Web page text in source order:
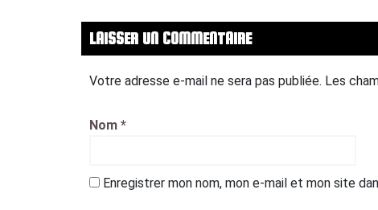
LAISSER UN COMMENTAIRE
Votre adresse e-mail ne sera pas publiée. Les
Nom *
Enregistrer mon nom, mon e-mail et mon site